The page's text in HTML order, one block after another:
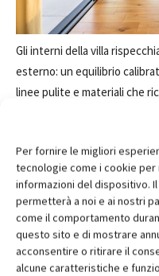
Per fornire le migliori
tecnologie come i cookie
informazioni del dispositivo.
permetterà a noi e ai nostri
come il comportamento
questo sito e di mostrare
acconsentire o ritirare il
alcune caratteristiche e
Gli interni della villa
esterno: un equilibrio
linee pulite e materiali che
Le superfici continue dei
PVC dialogano tra loro,
continuità. La luce diventa
modellando gli spazi,
natura circostante.
Il risultato è un’abitazione
estetica e performance. Gli